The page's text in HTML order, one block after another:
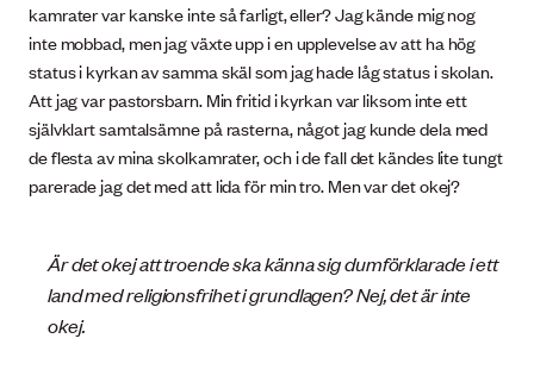
kamrater var kanske inte så farligt, eller? Jag kände mig nog
inte mobbad, men jag växte upp i en upplevelse av att ha hög
status i kyrkan av samma skäl som jag hade låg status i skolan.
Att jag var pastorsbarn. Min fritid i kyrkan var liksom inte ett
självklart samtalsämne på rasterna, något jag kunde dela med
de flesta av mina skolkamrater, och i de fall det kändes lite tungt
parerade jag det med att lida för min tro. Men var det okej?
Är det okej att troende ska känna sig dumförklarade i ett
land med religionsfrihet i grundlagen? Nej, det är inte
okej.